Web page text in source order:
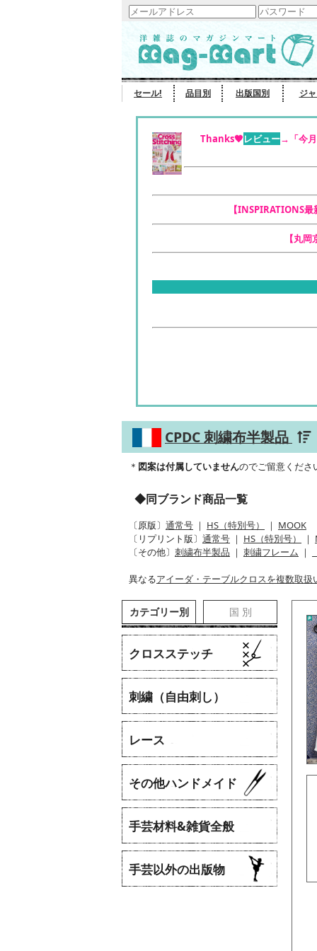
セール! 品目別 出版国別 ジ
Thanks🧡レビュー→「今
【INSPIRATIONS最
【丸
CPDC 刺繍布半製品
＊ 図案は付属していませんのでご留意くださ
◆同ブランド商品一覧
〔原版〕 通常号 ｜ HS（特別号） ｜ MOOK
〔リプリント版〕 通常号 ｜ HS（特別号） ｜
〔その他〕 刺繍布半製品 ｜ 刺繍フレーム ｜
異なるアイーダ・テーブルクロスを複数取扱
カテゴリー別 国 別
クロスステッチ
刺繍（自由刺し）
レース
​その他ハンドメイド
手芸材料&雑貨全般
手芸以外の出版物